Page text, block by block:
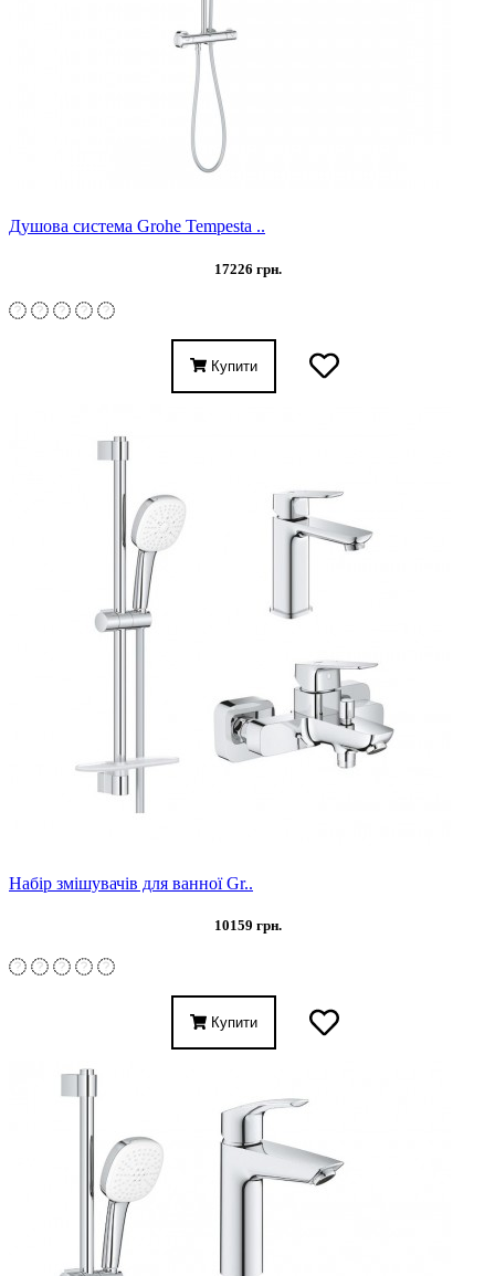
Душова система Grohe Tempesta ..
17226 грн.
Купити
Набір змішувачів для ванної Gr..
10159 грн.
Купити